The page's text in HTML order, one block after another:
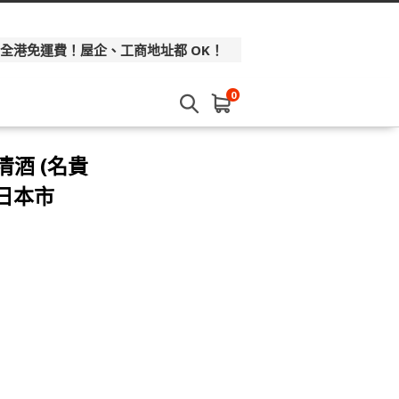
港免運費！屋企、工商地址都 OK！
0
酒 (名貴
本市